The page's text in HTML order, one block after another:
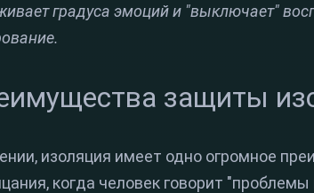
градуса эмоций и "выключает"
защиты
изоляция имеет одно огромное
когда человек говорит "проблемы